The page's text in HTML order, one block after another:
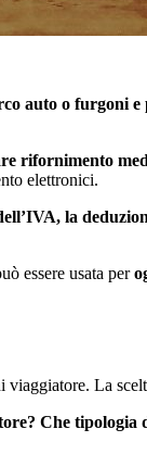
auto o furgoni
rifornimento
elettronici.
la
essere usata per
viaggiatore. La
Che tipologia